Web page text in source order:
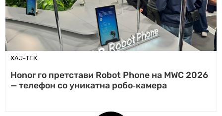
ХАЈ-ТЕК
Honor го претстави Robot Phone на MWC 2026
— телефон со уникатна робо‑камера